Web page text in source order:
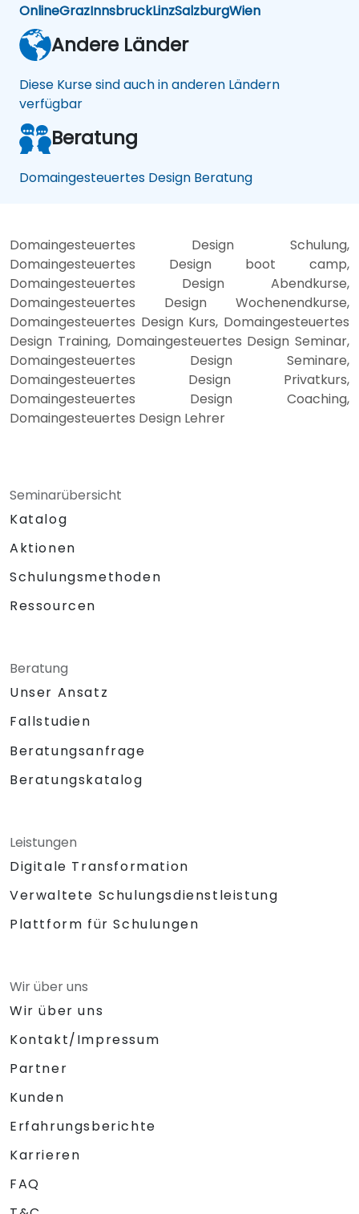
OnlineGrazInnsbruckLinzSalzburgWien
Andere Länder
Diese Kurse sind auch in anderen Ländern
verfügbar
Beratung
Domaingesteuertes Design Beratung
Domaingesteuertes Design Schulung,
Domaingesteuertes Design boot camp,
Domaingesteuertes Design Abendkurse,
Domaingesteuertes Design Wochenendkurse,
Domaingesteuertes Design Kurs, Domaingesteuertes
Design Training, Domaingesteuertes Design Seminar,
Domaingesteuertes Design Seminare,
Domaingesteuertes Design Privatkurs,
Domaingesteuertes Design Coaching,
Domaingesteuertes Design Lehrer
Seminarübersicht
Katalog
Aktionen
Schulungsmethoden
Ressourcen
Beratung
Unser Ansatz
Fallstudien
Beratungsanfrage
Beratungskatalog
Leistungen
Digitale Transformation
Verwaltete Schulungsdienstleistung
Plattform für Schulungen
Wir über uns
Wir über uns
Kontakt/Impressum
Partner
Kunden
Erfahrungsberichte
Karrieren
FAQ